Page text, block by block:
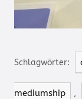
Schlagwörter:
mediumship ,